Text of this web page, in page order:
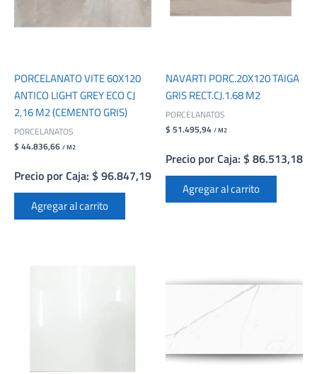
PORCELANATO VITE 60X120
ANTICO LIGHT GREY ECO CJ
2,16 M2 (CEMENTO GRIS)
PORCELANATOS
$ 44.836,66 / M2
Precio por Caja: $ 96.847,19
Agregar al carrito
NAVARTI PORC.20X120 TAIGA
GRIS RECT.CJ.1.68 M2
PORCELANATOS
$ 51.495,94 / M2
Precio por Caja: $ 86.513,18
Agregar al carrito